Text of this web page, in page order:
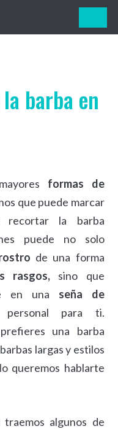
barba en
formas de
que puede marcar
recortar la barba
puede no solo
de una forma
rasgos, sino que
en una seña de
personal para ti.
una barba
largas y estilos
queremos hablarte
algunos de